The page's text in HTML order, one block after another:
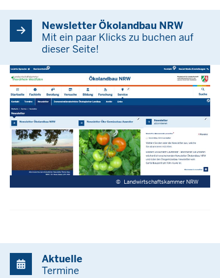
Newsletter Ökolandbau NRW
Mit ein paar Klicks zu buchen auf
dieser Seite!
© Landwirtschaftskammer NRW
Aktuelle
Termine